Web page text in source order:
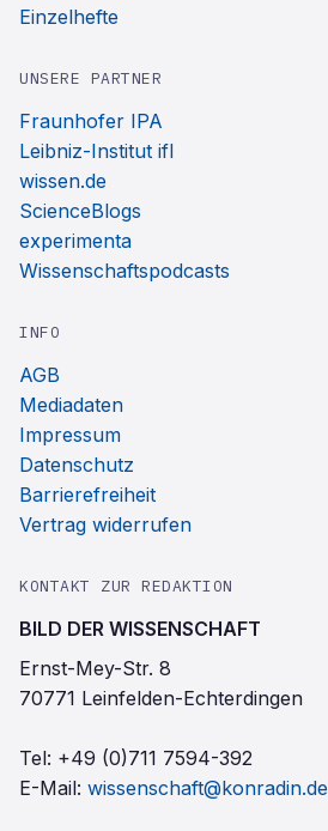
Einzelhefte
UNSERE PARTNER
Fraunhofer IPA
Leibniz-Institut ifl
wissen.de
ScienceBlogs
experimenta
Wissenschaftspodcasts
INFO
AGB
Mediadaten
Impressum
Datenschutz
Barrierefreiheit
Vertrag widerrufen
KONTAKT ZUR REDAKTION
BILD DER WISSENSCHAFT
Ernst-Mey-Str. 8
70771 Leinfelden-Echterdingen
Tel: +49 (0)711 7594-392
E-Mail: wissenschaft@konradin.de